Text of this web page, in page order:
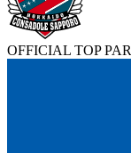
OFFICIAL TOP